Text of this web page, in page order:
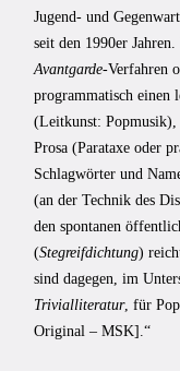
Jugend- und
seit den 1990er
Avantgarde-Verfahren
programmatisch einen
(Leitkunst: Popmusik),
Prosa (Parataxe oder
Schlagwörter und
(an der Technik des
den spontanen
(Stegreifdichtung)
sind dagegen, im
Trivialliteratur, für
Original – MSK].“